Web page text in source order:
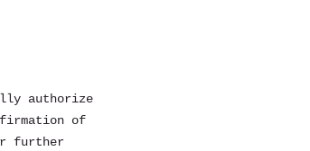
authorize
of
further